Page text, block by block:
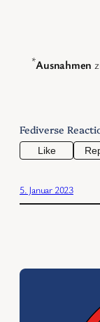
*Ausnahmen
Fediverse
Like
5. Januar 2023